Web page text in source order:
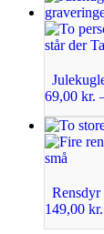
69,00 kr.
149,00 kr.